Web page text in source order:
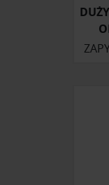
korzystania z ich